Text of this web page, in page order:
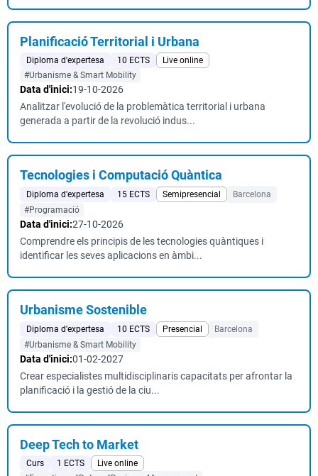
Planificació Territorial i Urbana
Diploma d'expertesa 10 ECTS
Live online
#Urbanisme & Smart Mobility
Data d'inici:19-10-2026
Analitzar l'evolució de la problemàtica territorial i urbana
generada a partir de la revolució indus...
Tecnologies i Computació Quàntica
Diploma d'expertesa 15 ECTS Semipresencial
Barcelona
#Programació
Data d'inici:27-10-2026
Comprendre els principis de les tecnologies quàntiques i
identificar les seves aplicacions en àmbi...
Urbanisme Sostenible
Diploma d'expertesa 10 ECTS Presencial
Barcelona
#Urbanisme & Smart Mobility
Data d'inici:01-02-2027
Crear especialistes multidisciplinaris capacitats per afrontar la
planificació i la gestió de la ciu...
Deep Tech to Market
Curs 1 ECTS
Live online